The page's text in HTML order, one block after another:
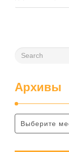
зависит от
Архивы